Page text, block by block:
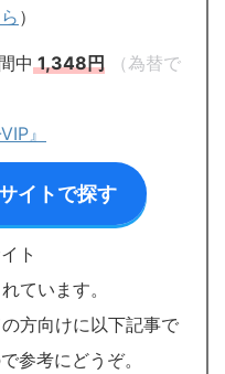
）
中1,348円
（為替で
』
イトで探す
ト
ています。
方向けに以下記事で
参考にどうぞ。